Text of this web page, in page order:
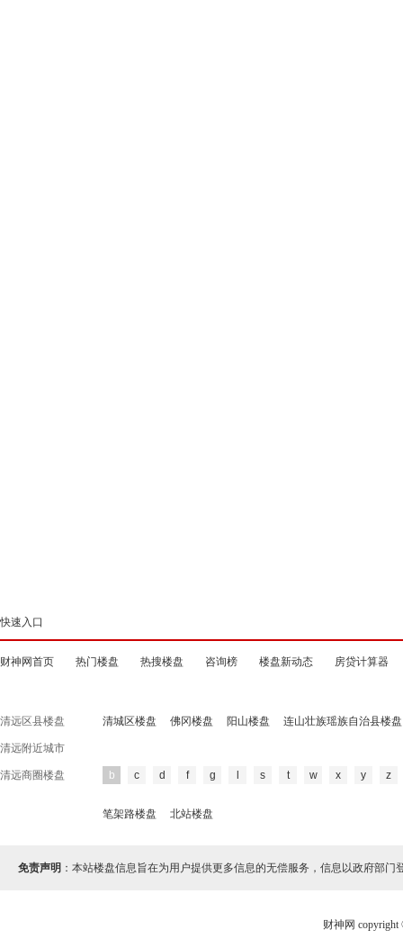
快速入口
财神网首页 热门楼盘 热搜楼盘 咨询榜 楼盘新动态 房贷计算器
清远区县楼盘 清城区楼盘 佛冈楼盘 阳山楼盘 连山壮族瑶族自治县楼盘
清远附近城市
清远商圈楼盘 b c d f g s t w x y z
笔架路楼盘 北站楼盘
免责声明 ：本站楼盘信息旨在为用户提供更多信息的无偿服务，信息以政府部门
财神网